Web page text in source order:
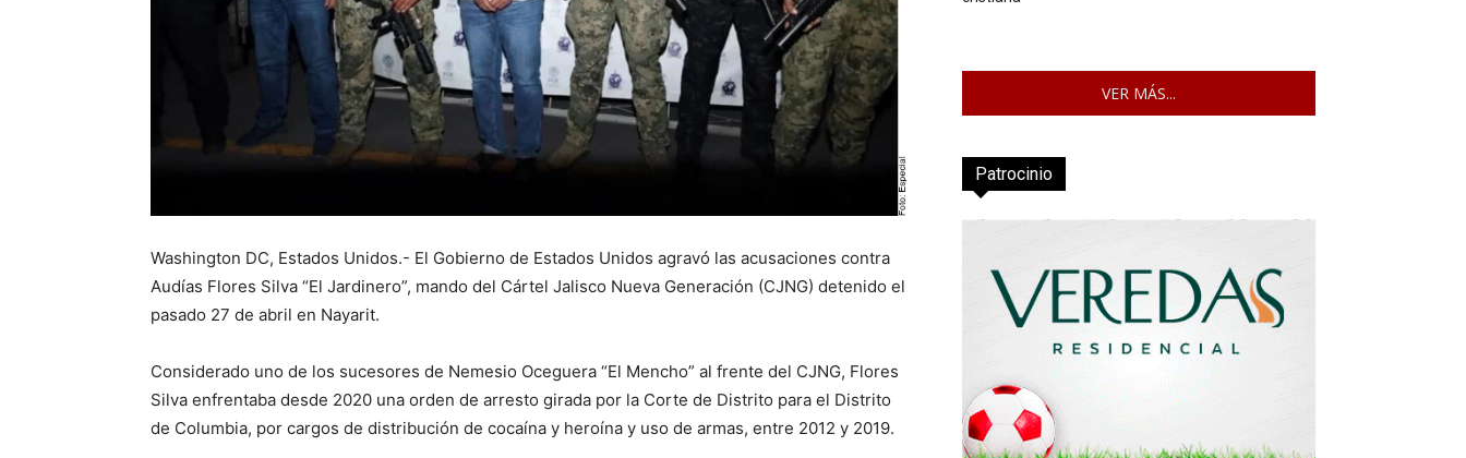
Washington DC, Estados Unidos.- El Gobierno de Estados Unidos agravó las acusaciones contra
Audías Flores Silva “El Jardinero”, mando del Cártel Jalisco Nueva Generación (CJNG) detenido el
pasado 27 de abril en Nayarit.
Considerado uno de los sucesores de Nemesio Oceguera “El Mencho” al frente del CJNG, Flores
Silva enfrentaba desde 2020 una orden de arresto girada por la Corte de Distrito para el Distrito
de Columbia, por cargos de distribución de cocaína y heroína y uso de armas, entre 2012 y 2019.
VER MÁS...
Patrocinio